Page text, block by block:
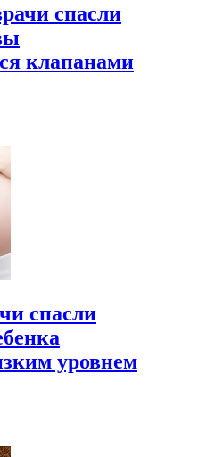
спасли
клапанами
спасли
уровнем